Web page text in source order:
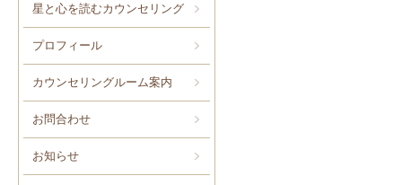
星と心を読むカウンセリング
プロフィール
カウンセリングルーム案内
お問合わせ
お知らせ